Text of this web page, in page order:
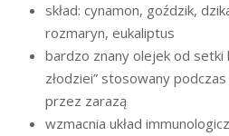
skład: cynamon, goździk,
rozmaryn, eukaliptus
bardzo znany olejek od setki
złodziei” stosowany podczas
przez zarazą
wzmacnia układ